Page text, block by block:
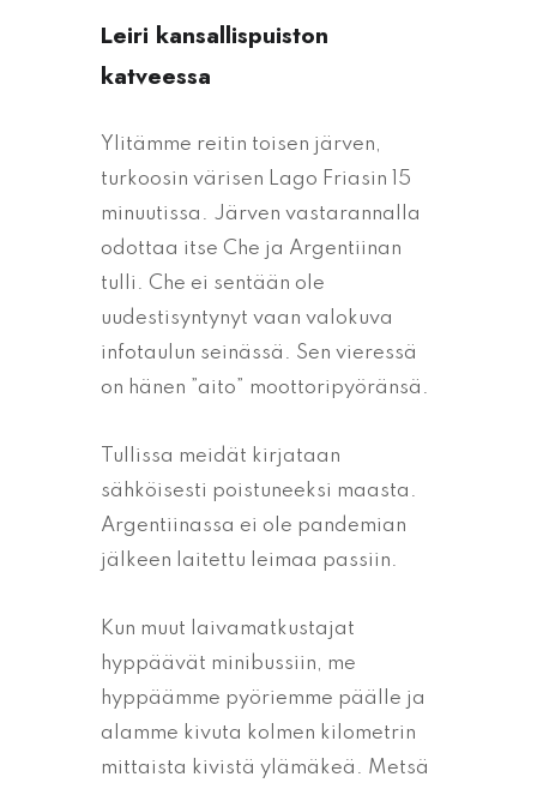
Leiri kansallispuiston
katveessa
Ylitämme reitin toisen järven,
turkoosin värisen Lago Friasin 15
minuutissa. Järven vastarannalla
odottaa itse Che ja Argentiinan
tulli. Che ei sentään ole
uudestisyntynyt vaan valokuva
infotaulun seinässä. Sen vieressä
on hänen ”aito” moottoripyöränsä.
Tullissa meidät kirjataan
sähköisesti poistuneeksi maasta.
Argentiinassa ei ole pandemian
jälkeen laitettu leimaa passiin.
Kun muut laivamatkustajat
hyppäävät minibussiin, me
hyppäämme pyöriemme päälle ja
alamme kivuta kolmen kilometrin
mittaista kivistä ylämäkeä. Metsä